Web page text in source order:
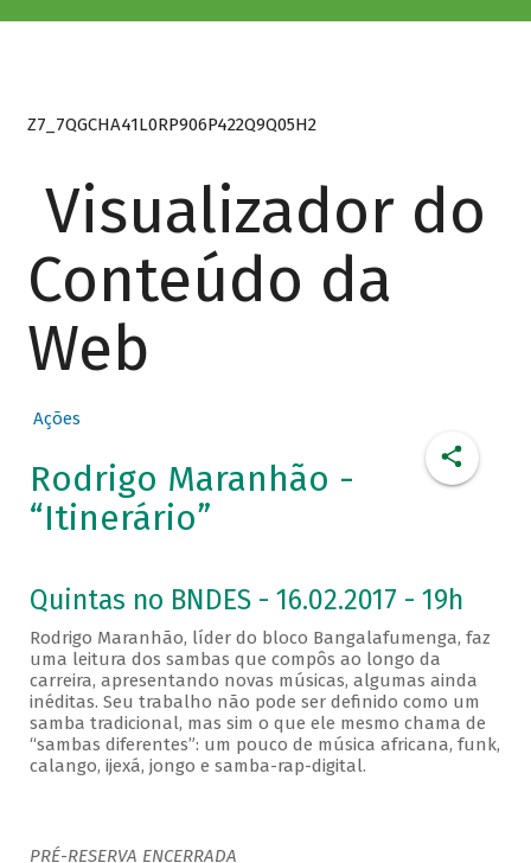
Z7_7QGCHA41L0RP906P422Q9Q05H2
Visualizador do
Conteúdo da
Web
Ações
Rodrigo Maranhão -
“Itinerário”
Quintas no BNDES - 16.02.2017 - 19h
Rodrigo Maranhão, líder do bloco Bangalafumenga, faz
uma leitura dos sambas que compôs ao longo da
carreira, apresentando novas músicas, algumas ainda
inéditas. Seu trabalho não pode ser definido como um
samba tradicional, mas sim o que ele mesmo chama de
“sambas diferentes”: um pouco de música africana, funk,
calango, ijexá, jongo e samba-rap-digital.
PRÉ-RESERVA ENCERRADA